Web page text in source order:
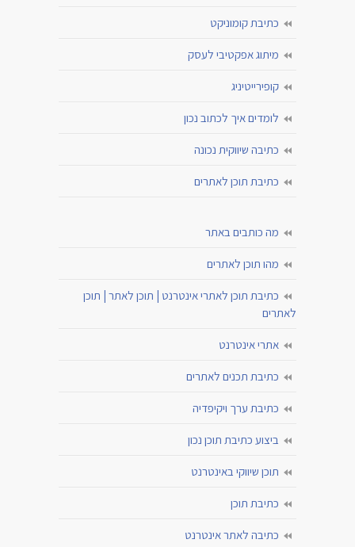
כתיבת קומוניקט
מיתוג אפקטיבי לעסק
קופירייטיניג
לומדים איך לכתוב נכון
כתיבה שיווקית נכונה
כתיבת תוכן לאתרים
מה כותבים באתר
מהו תוכן לאתרים
כתיבת תוכן לאתרי אינטרנט | תוכן לאתר | תוכן
לאתרים
אתרי אינטרנט
כתיבת תכנים לאתרים
כתיבת ערך ויקיפדיה
ביצוע כתיבת תוכן נכון
תוכן שיווקי באינטרנט
כתיבת תוכן
כתיבה לאתר אינטרנט